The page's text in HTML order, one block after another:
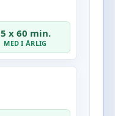
5 x 60 min.
MED I ÅRLIG